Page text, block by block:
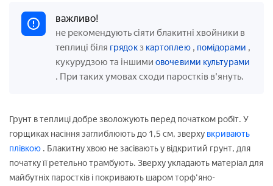
важливо!
не рекомендують сіяти блакитні хвойники в
теплиці біля грядокз картоплею , помідорами ,
кукурудзою та іншими овочевими культурами
. При таких умовах сходи паростків в'януть.
Грунт в теплиці добре зволожують перед початком робіт. У
горщиках насіння заглиблюють до 1,5 см, зверху вкривають
плівкою . Блакитну хвою не засівають у відкритий грунт, для
початку її ретельно трамбують. Зверху укладають матеріал для
майбутніх паростків і покривають шаром торф'яно-